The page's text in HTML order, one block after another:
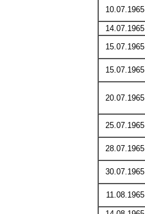
10.07.1965
14.07.1965
15.07.1965
15.07.1965
20.07.1965
25.07.1965
28.07.1965
30.07.1965
11.08.1965